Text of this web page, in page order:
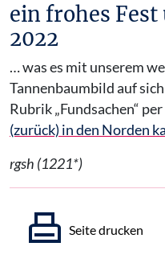
ein frohes Fest
2022
… was es mit unserem
Tannenbaumbild auf
Rubrik „Fundsachen“
(zurück) in den Norden
rgsh (1221*)
Seite drucken